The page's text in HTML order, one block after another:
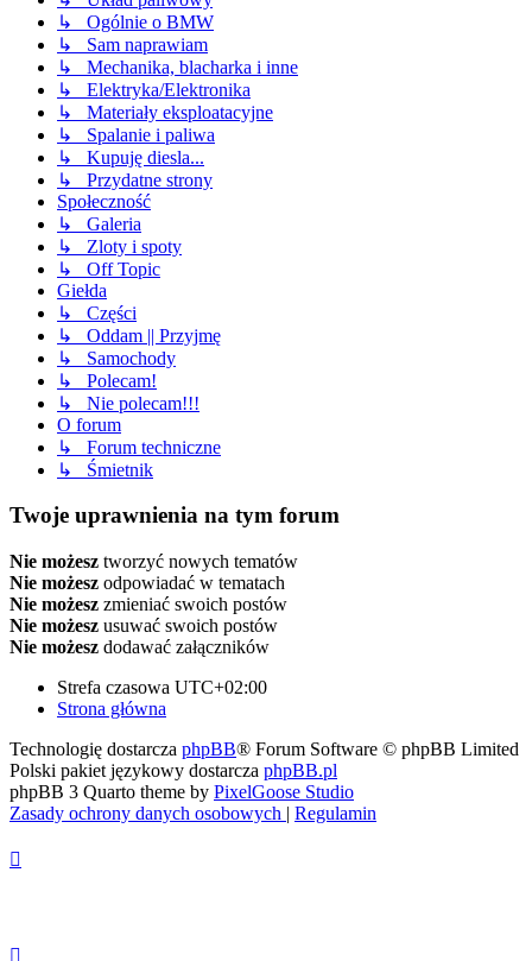
↳ Ogólnie o BMW
↳ Sam naprawiam
↳ Mechanika, blacharka i inne
↳ Elektryka/Elektronika
↳ Materiały eksploatacyjne
↳ Spalanie i paliwa
↳ Kupuję diesla...
↳ Przydatne strony
Społeczność
↳ Galeria
↳ Zloty i spoty
↳ Off Topic
Giełda
↳ Części
↳ Oddam || Przyjmę
↳ Samochody
↳ Polecam!
↳ Nie polecam!!!
O forum
↳ Forum techniczne
↳ Śmietnik
Twoje uprawnienia na tym forum
Nie możesz tworzyć nowych tematów
Nie możesz odpowiadać w tematach
Nie możesz zmieniać swoich postów
Nie możesz usuwać swoich postów
Nie możesz dodawać załączników
Strefa czasowa UTC+02:00
Strona główna
Technologię dostarcza phpBB® Forum Software © phpBB Limited
Polski pakiet językowy dostarcza phpBB.pl
phpBB 3 Quarto theme by PixelGoose Studio
Zasady ochrony danych osobowych | Regulamin